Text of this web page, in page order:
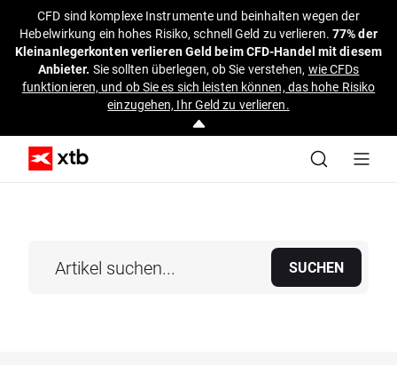
CFD sind komplexe Instrumente und beinhalten wegen der
Hebelwirkung ein hohes Risiko, schnell Geld zu verlieren.77% der
Kleinanlegerkonten verlieren Geld beim CFD-Handel mit diesem
Anbieter. Sie sollten überlegen, ob Sie verstehen, wie CFDs
funktionieren, und ob Sie es sich leisten können, das hohe Risiko
einzugehen, Ihr Geld zu verlieren.
SUCHEN